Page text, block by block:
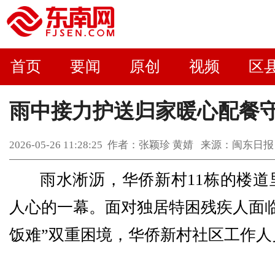
首页 要闻 原创 视频 区
雨中接力护送归家暖心配餐
2026-05-26 11:28:25 作者：张颖珍 黄婧 来源：闽东日
雨水淅沥，华侨新村11栋的楼
人心的一幕。面对独居特困残疾人面
饭难”双重困境，华侨新村社区工作